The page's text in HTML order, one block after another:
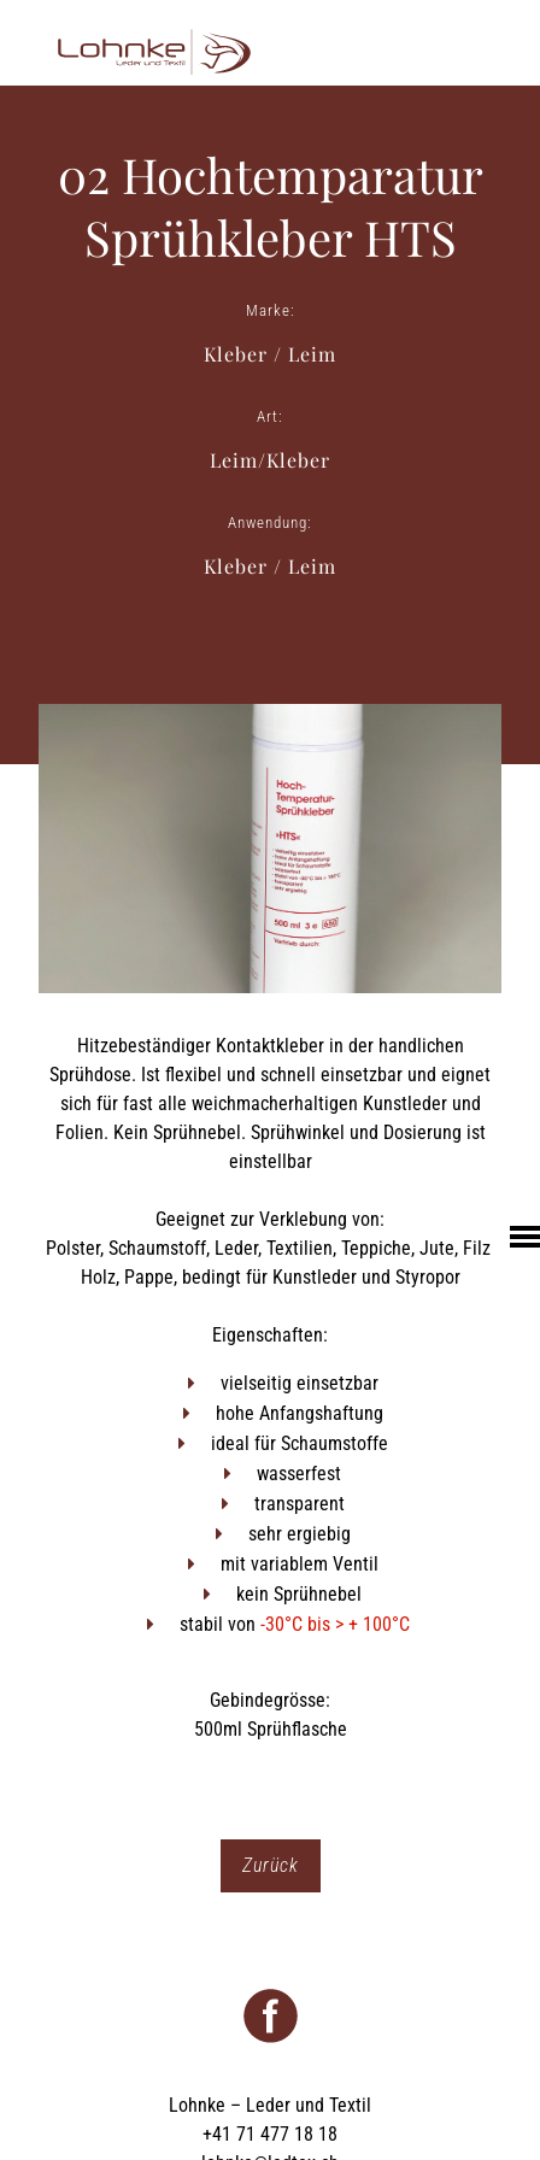
UNTERNEHMEN
LEDER
FELL
TEXTIL
ECO FRIENDLY
SHOP PELLEBELLE
PRODUKTE
DIENSTLEISTUNGEN
NEWS
KONTAKT
02 Hochtemparatur
Sprühkleber HTS
Marke:
Kleber / Leim
Art:
Leim/Kleber
Anwendung:
Kleber / Leim
Hitzebeständiger Kontaktkleber in der handlichen
Sprühdose. Ist flexibel und schnell einsetzbar und eignet
sich für fast alle weichmacherhaltigen Kunstleder und
Folien. Kein Sprühnebel. Sprühwinkel und Dosierung ist
einstellbar
Geeignet zur Verklebung von:
Polster, Schaumstoff, Leder, Textilien, Teppiche, Jute, Filz,
Holz, Pappe, bedingt für Kunstleder und Styropor
Eigenschaften:
vielseitig einsetzbar
hohe Anfangshaftung
ideal für Schaumstoffe
wasserfest
transparent
sehr ergiebig
mit variablem Ventil
kein Sprühnebel
stabil von -30°C bis > + 100°C
Gebindegrösse:
500ml Sprühflasche
Zurück
Lohnke – Leder und Textil
+41 71 477 18 18